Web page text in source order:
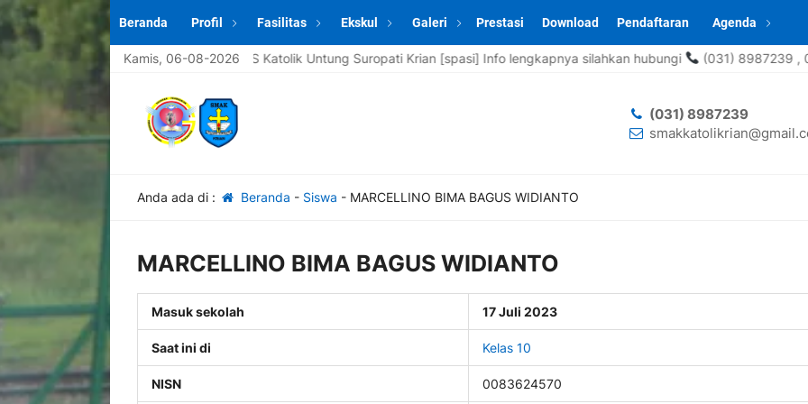
Beranda Profil Fasilitas Ekskul Galeri Prestasi Download Pendaftaran Agenda
Kamis, 06-08-2026
datang di website sekolah SMAS Katolik Untung Suropati Krian [spasi] Info lengkapnya silahkan hubungi (031) 8987239 , 0857-
(031) 8987239
Anda ada di : Beranda - Siswa - MARCELLINO BIMA BAGUS WIDIANTO
MARCELLINO BIMA BAGUS WIDIANTO
Masuk sekolah 17 Juli 2023
Saat ini di Kelas 10
NISN 0083624570